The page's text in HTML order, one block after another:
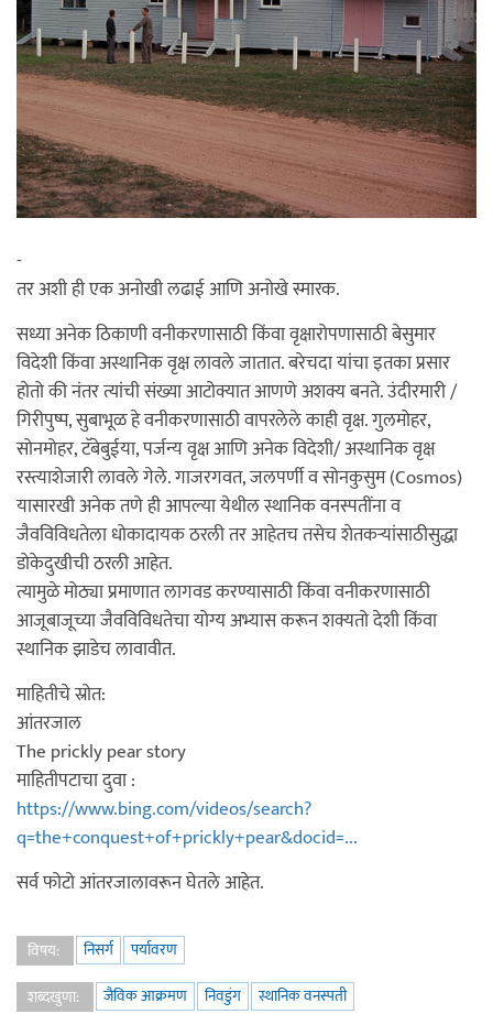
-
तर अशी ही एक अनोखी लढाई आणि अनोखे स्मारक.
सध्या अनेक ठिकाणी वनीकरणासाठी किंवा वृक्षारोपणासाठी बेसुमार
विदेशी किंवा अस्थानिक वृक्ष लावले जातात. बरेचदा यांचा इतका प्रसार
होतो की नंतर त्यांची संख्या आटोक्यात आणणे अशक्य बनते. उंदीरमारी /
गिरीपुष्प, सुबाभूळ हे वनीकरणासाठी वापरलेले काही वृक्ष. गुलमोहर,
सोनमोहर, टॅबेबुईया, पर्जन्य वृक्ष आणि अनेक विदेशी/ अस्थानिक वृक्ष
रस्त्याशेजारी लावले गेले. गाजरगवत, जलपर्णी व सोनकुसुम (Cosmos)
यासारखी अनेक तणे ही आपल्या येथील स्थानिक वनस्पतींना व
जैवविविधतेला धोकादायक ठरली तर आहेतच तसेच शेतकऱ्यांसाठीसुद्धा
डोकेदुखीची ठरली आहेत.
त्यामुळे मोठ्या प्रमाणात लागवड करण्यासाठी किंवा वनीकरणासाठी
आजूबाजूच्या जैवविविधतेचा योग्य अभ्यास करून शक्यतो देशी किंवा
स्थानिक झाडेच लावावीत.
माहितीचे स्रोत:
आंतरजाल
The prickly pear story
माहितीपटाचा दुवा :
https://www.bing.com/videos/search?
q=the+conquest+of+prickly+pear&docid=...
सर्व फोटो आंतरजालावरून घेतले आहेत.
विषय: निसर्ग
पर्यावरण
शब्दखुणा:
जैविक आक्रमण निवडुंग स्थानिक वनस्पती